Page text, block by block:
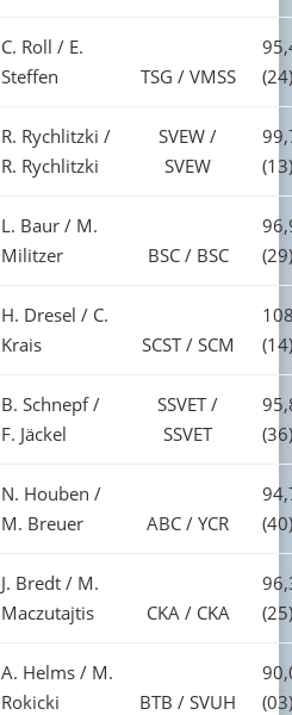
C. Roll / E.
Steffen
TSG / VMSS
(24)
R. Rychlitzki /
R. Rychlitzki
SVEW /
SVEW
(13)
L. Baur / M.
Militzer
BSC / BSC
(29)
H. Dresel / C.
Krais
SCST / SCM
(14)
B. Schnepf /
F. Jäckel
SSVET /
SSVET
(36)
N. Houben /
M. Breuer
ABC / YCR
(40)
J. Bredt / M.
Maczutajtis
CKA / CKA
(25)
A. Helms / M.
Rokicki
BTB / SVUH
(03)